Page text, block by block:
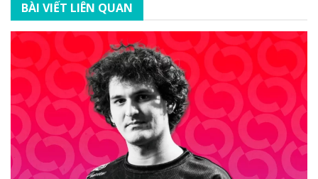
BÀI VIẾT LIÊN QUAN